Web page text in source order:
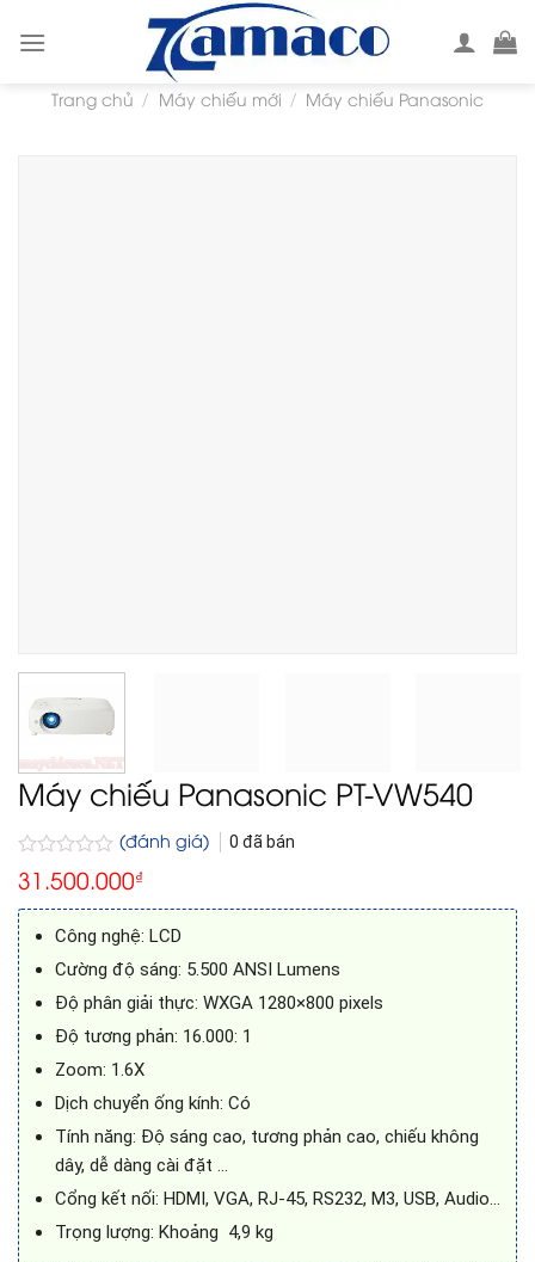
Trang chủ / Máy chiếu mới / Máy chiếu Panasonic
Máy chiếu Panasonic PT-VW540
Được
xếp
hạng
0
5
sao
(đánh giá) 0 đã bán
31.500.000₫
Công nghệ: LCD
Cường độ sáng: 5.500 ANSI Lumens
Độ phân giải thực: WXGA 1280×800 pixels
Độ tương phản: 16.000: 1
Zoom: 1.6X
Dịch chuyển ống kính: Có
Tính năng: Độ sáng cao, tương phản cao, chiếu không
dây, dễ dàng cài đặt …
Cổng kết nối: HDMI, VGA, RJ-45, RS232, M3, USB, Audio…
Trọng lượng: Khoảng 4,9 kg